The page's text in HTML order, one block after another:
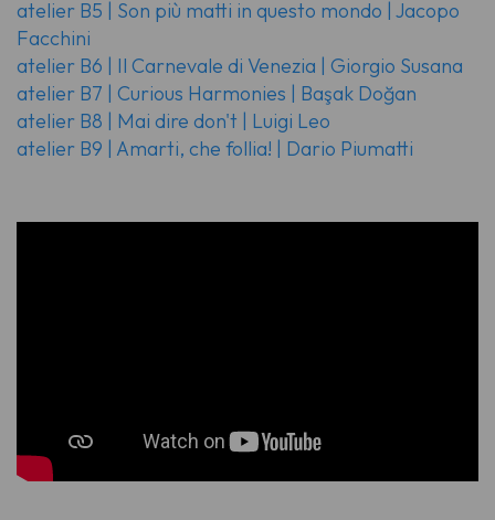
atelier B5 | Son più matti in questo mondo | Jacopo
Facchini
atelier B6 | Il Carnevale di Venezia | Giorgio Susana
atelier B7 | Curious Harmonies | Başak Doğan
atelier B8 | Mai dire don't | Luigi Leo
atelier B9 | Amarti, che follia! | Dario Piumatti